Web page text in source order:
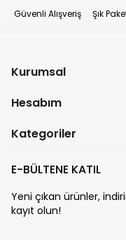
Güvenli Alışveriş Şık
Kurumsal
Hesabım
Kategoriler
E-BÜLTENE KATIL
Yeni çıkan ürünler,
kayıt olun!